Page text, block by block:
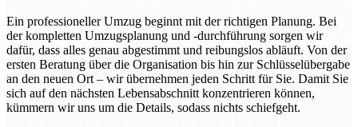
Ein professioneller Umzug beginnt mit der richtigen Planung. Bei
der kompletten Umzugsplanung und -durchführung sorgen wir
dafür, dass alles genau abgestimmt und reibungslos abläuft. Von der
ersten Beratung über die Organisation bis hin zur Schlüsselübergabe
an den neuen Ort – wir übernehmen jeden Schritt für Sie. Damit Sie
sich auf den nächsten Lebensabschnitt konzentrieren können,
kümmern wir uns um die Details, sodass nichts schiefgeht.